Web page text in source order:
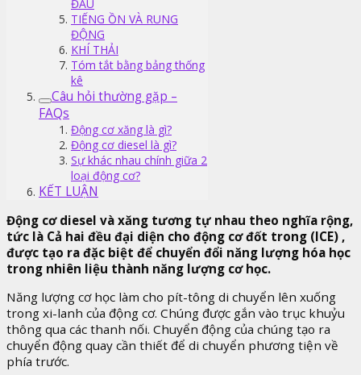
ĐẦU
TIẾNG ỒN VÀ RUNG
ĐỘNG
KHÍ THẢI
Tóm tắt bằng bảng thống
kê
Câu hỏi thường gặp –
FAQs
Động cơ xăng là gì?
Động cơ diesel là gì?
Sự khác nhau chính giữa 2
loại động cơ?
KẾT LUẬN
Động cơ diesel và xăng tương tự nhau theo nghĩa rộng,
tức là Cả hai đều đại diện cho động cơ đốt trong (ICE) ,
được tạo ra đặc biệt để chuyển đổi năng lượng hóa học
trong nhiên liệu thành năng lượng cơ học.
Năng lượng cơ học làm cho pít-tông di chuyển lên xuống
trong xi-lanh của động cơ. Chúng được gắn vào trục khuỷu
thông qua các thanh nối. Chuyển động của chúng tạo ra
chuyển động quay cần thiết để di chuyển phương tiện về
phía trước.